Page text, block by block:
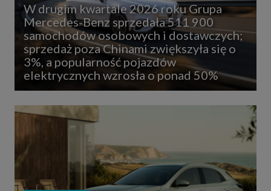
W drugim kwartale 2026 roku Grupa
Mercedes-Benz sprzedała 511 900
samochodów osobowych i dostawczych;
sprzedaż poza Chinami zwiększyła się o
3%, a popularność pojazdów
elektrycznych wzrosła o ponad 50%